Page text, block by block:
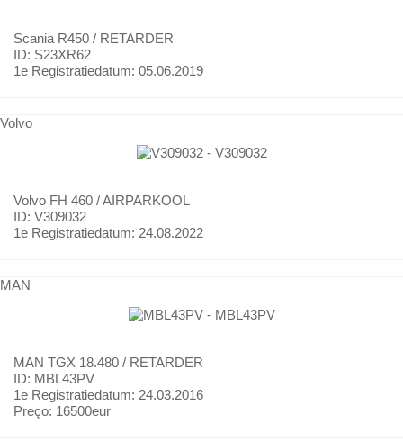
Scania R450 / RETARDER
ID: S23XR62
1e Registratiedatum: 05.06.2019
Volvo
Volvo FH 460 / AIRPARKOOL
ID: V309032
1e Registratiedatum: 24.08.2022
MAN
MAN TGX 18.480 / RETARDER
ID: MBL43PV
1e Registratiedatum: 24.03.2016
Preço: 16500eur